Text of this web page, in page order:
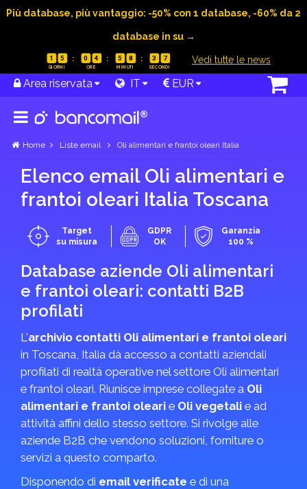
Più database, più vantaggio: -50% con 1 database, -60% da 2
database in su →
1 5 0 4 5 8 3 6 Vedi tutte le news
Area riservata IT EUR
Home Liste email Oli alimentari e frantoi oleari Italia
Elenco email Oli alimentari e
frantoi oleari Italia Toscana
Target
su misura
GDPR
OK
Garanzia
100 %
Database aziende Oli alimentari
e frantoi oleari: contatti B2B
profilati
L'archivio contatti Oli alimentari e frantoi oleari
in Toscana, Italia dà accesso a contatti aziendali
profilati di realtà operative nel settore Oli alimentari
e frantoi oleari. Riunisce imprese collegate a Oli
alimentari e frantoi oleari e Oli vegetali e ad
attività affini dello stesso settore. Si rivolge alle
aziende B2B che vendono soluzioni, forniture o
servizi a questo comparto.
Disponendo di email verificate e di una